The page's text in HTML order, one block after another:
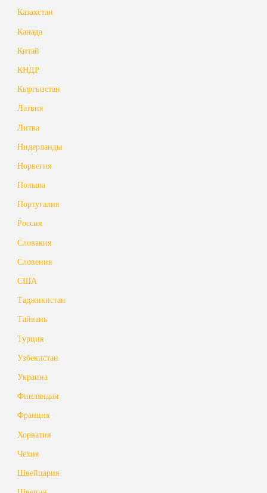
Казахстан
Канада
Китай
КНДР
Кыргызстан
Латвия
Литва
Нидерланды
Норвегия
Польша
Португалия
Россия
Словакия
Словения
США
Таджикистан
Тайвань
Турция
Узбекистан
Украина
Финляндия
Франция
Хорватия
Чехия
Швейцария